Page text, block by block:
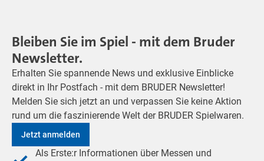
Bleiben Sie im Spiel - mit dem Bruder
Newsletter.
Erhalten Sie spannende News und exklusive Einblicke
direkt in Ihr Postfach - mit dem BRUDER Newsletter!
Melden Sie sich jetzt an und verpassen Sie keine Aktion
rund um die faszinierende Welt der BRUDER Spielwaren.
Jetzt anmelden
Als Erste:r Informationen über Messen und